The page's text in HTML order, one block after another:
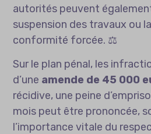
autorités peuvent
suspension des travaux ou
conformité forcée. ⚖️
Sur le plan pénal, les
d’une amende de 45 000
récidive, une peine
mois peut être prononcée,
l’importance vitale du